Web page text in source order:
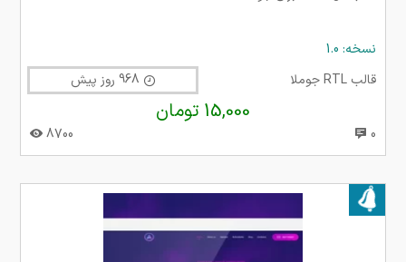
نسخه: 1.0
قالب RTL جوملا
15,000 تومان
0
8700